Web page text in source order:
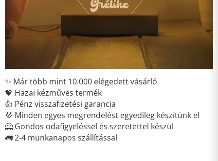
✨ Már több mint 10.000 elégedett vásárló
💖 Hazai kézműves termék
👍 Pénz visszafizetési garancia
💜 Minden egyes megrendelést egyedileg készítünk el
🤗 Gondos odafigyeléssel és szeretettel készül
🚛 2-4 munkanapos szállítással